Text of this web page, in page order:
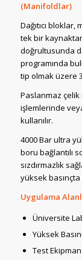
(Manifoldlar)
Dağıtıcı
tek bir
doğrultusunda
programında
tip olmak üzere
Paslanmaz çelik
işlemlerinde veya
kullanılır.
4000 Bar ultra
boru bağlantılı
sızdırmazlık
yüksek
Uygulama
Üniversite
Yüksek
Test